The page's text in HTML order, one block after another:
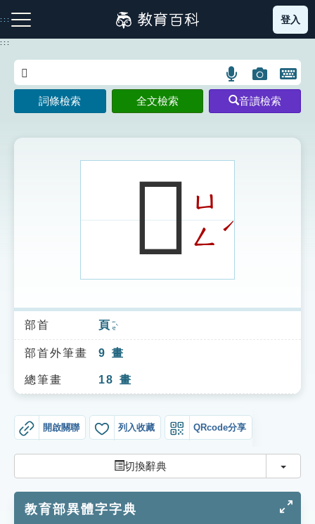
到
主
:::
注音索引圖示 筆畫索引圖示 部首索引表圖示
索引選單
知識索引
單字索引
貓頭鷹博士
登入
:::
語
言
搜
示
圖
片
搜
開
鍵
圖
詞條檢索 全文檢索 音讀檢索
𩔔ㄩ
ㄥˊ
部首 頁 ㄧㄝˋ
部首外筆畫 9 畫
總筆畫 18 畫
開啟關聯 列入收藏 QRcode分享
切換辭典 切換
教育部異體字字典